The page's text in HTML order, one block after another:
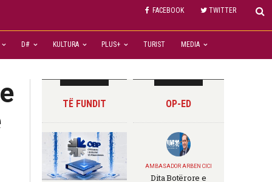
FACEBOOK TWITTER
D# KULTURA PLUS+ TURIST MEDIA
TË FUNDIT OP-ED
AMBASADOR ARBEN CICI
Dita Botërore e